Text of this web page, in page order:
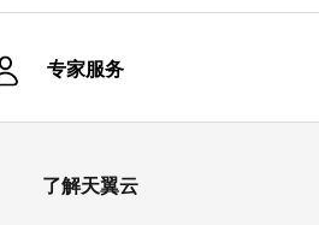
专家服务
了解天翼云